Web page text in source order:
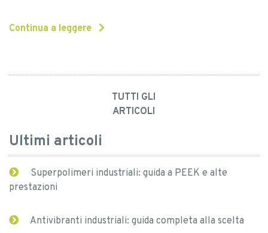
Continua a leggere
TUTTI GLI
ARTICOLI
Ultimi articoli
Superpolimeri industriali: guida a PEEK e alte
prestazioni
Antivibranti industriali: guida completa alla scelta